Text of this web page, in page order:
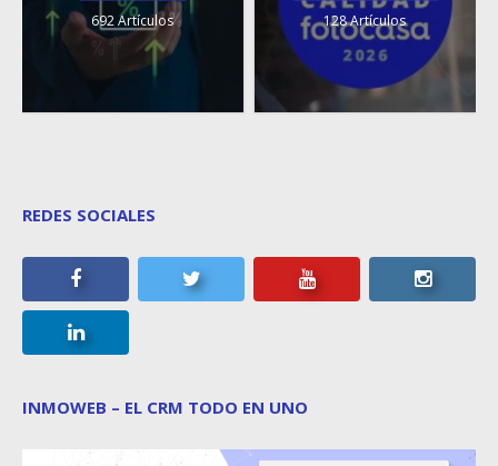
692 Artículos 128 Artículos
REDES SOCIALES
INMOWEB – EL CRM TODO EN UNO